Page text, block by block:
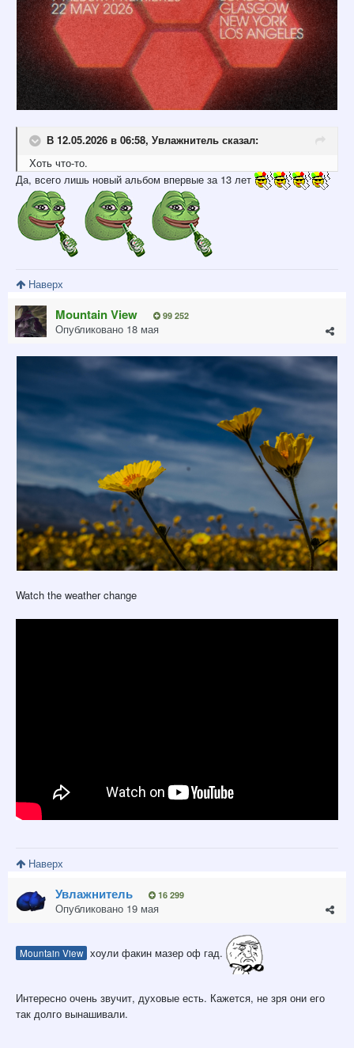
В 12.05.2026 в 06:58, Увлажнитель сказал:
Хоть что-то.
Да, всего лишь новый альбом впервые за 13 лет
Наверх
Mountain View 99 252
Опубликовано 18 мая
Watch the weather change
Наверх
Увлажнитель 16 299
Опубликовано 19 мая
Mountain View хоули факин мазер оф гад.
Интересно очень звучит, духовые есть. Кажется, не зря они его
так долго вынашивали.